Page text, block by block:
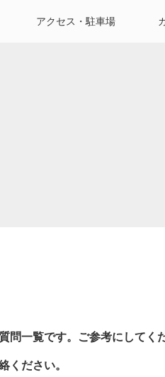
アクセス・駐車場
問一覧です。ご参考にしてく
ください。